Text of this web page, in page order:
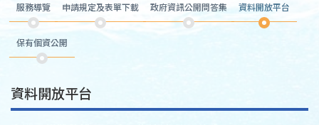
服務導覽 申請規定及表單下載 政府資訊公開問答集 資料開放平台
保有個資公開
資料開放平台